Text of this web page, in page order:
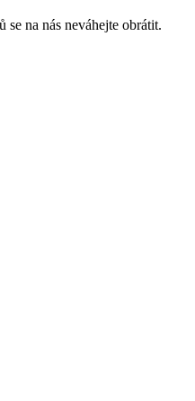
na nás neváhejte obrátit.